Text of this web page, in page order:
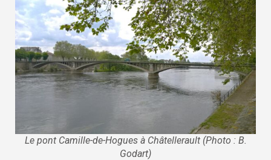
Le pont Camille-de-Hogues à Châtellerault (Photo : B.
Godart)